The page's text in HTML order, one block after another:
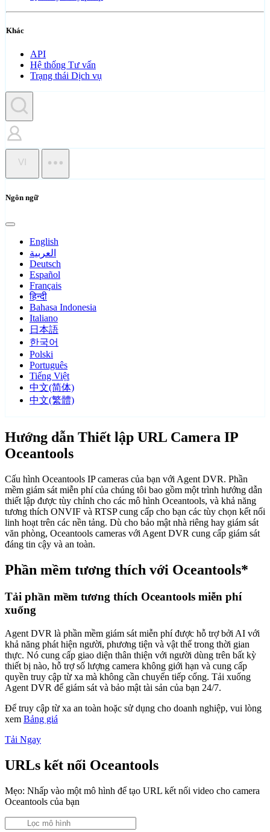
Khác
API
Hệ thống Tư vấn
Trạng thái Dịch vụ
VI
Ngôn ngữ
English
العربية
Deutsch
Español
Français
हिन्दी
Bahasa Indonesia
Italiano
日本語
한국어
Polski
Português
Tiếng Việt
中文(简体)
中文(繁體)
Hướng dẫn Thiết lập URL Camera IP
Oceantools
Cấu hình Oceantools IP cameras của bạn với Agent DVR. Phần
mềm giám sát miễn phí của chúng tôi bao gồm một trình hướng dẫn
thiết lập được tùy chỉnh cho các mô hình Oceantools, và khả năng
tương thích ONVIF và RTSP cung cấp cho bạn các tùy chọn kết nối
linh hoạt trên các nền tảng. Dù cho bảo mật nhà riêng hay giám sát
văn phòng, Oceantools cameras với Agent DVR cung cấp giám sát
đáng tin cậy và an toàn.
Phần mềm tương thích với Oceantools*
Tải phần mềm tương thích Oceantools miễn phí
xuống
Agent DVR là phần mềm giám sát miễn phí được hỗ trợ bởi AI với
khả năng phát hiện người, phương tiện và vật thể trong thời gian
thực. Nó cung cấp giao diện thân thiện với người dùng trên bất kỳ
thiết bị nào, hỗ trợ số lượng camera không giới hạn và cung cấp
quyền truy cập từ xa mà không cần chuyển tiếp cổng. Tải xuống
Agent DVR để giám sát và bảo mật tài sản của bạn 24/7.
Để truy cập từ xa an toàn hoặc sử dụng cho doanh nghiệp, vui lòng
xem Bảng giá
Tải Ngay
URLs kết nối Oceantools
Mẹo: Nhấp vào một mô hình để tạo URL kết nối video cho camera
Oceantools của bạn